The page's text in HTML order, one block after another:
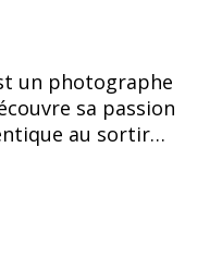
un photographe
sa passion
au sortir…